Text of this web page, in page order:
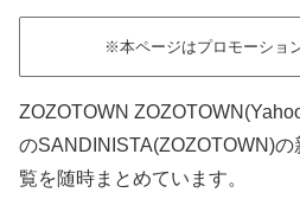
※本ページはプロモーショ
ZOZOTOWN
のSANDINISTA(ZOZOTOWN)
覧を随時まとめています。